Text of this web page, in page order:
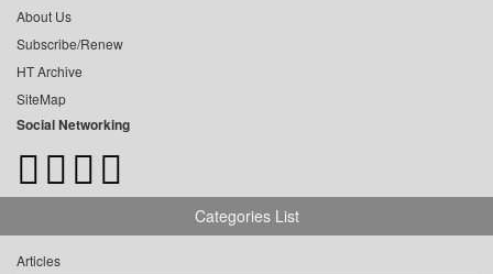
About Us
Subscribe/Renew
HT Archive
SiteMap
Social Networking
Categories List
Articles